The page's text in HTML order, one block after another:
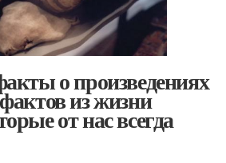
о произведениях
из жизни
от нас всегда